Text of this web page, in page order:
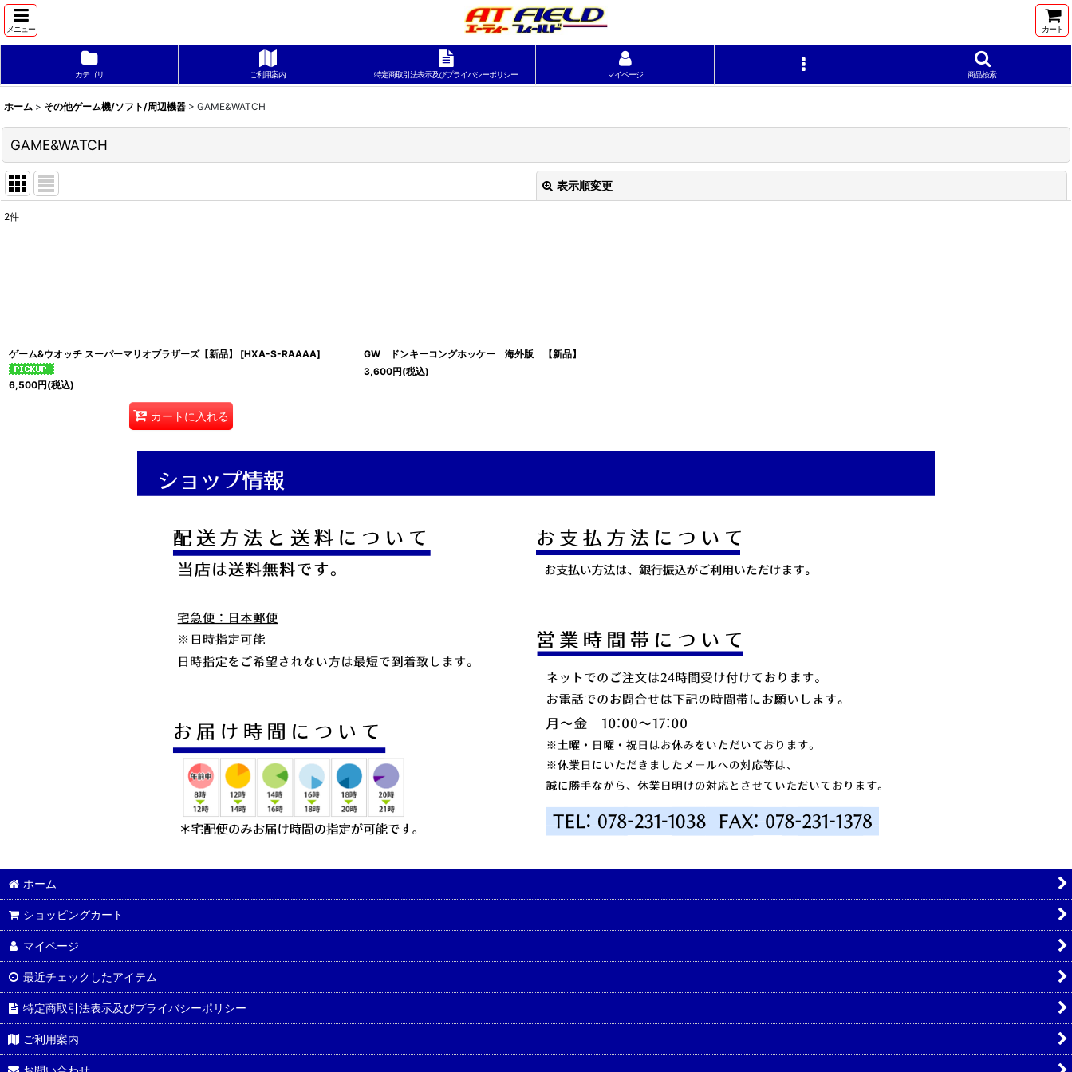
メニュー カート
カテゴリ ご利用案内 特定商取引法表示及びプライバシーポリシー マイページ 商品検索
ホーム > その他ゲーム機/ソフト/周辺機器 > GAME&WATCH
GAME&WATCH
表示順変更
2件
ゲーム&ウオッチ スーパーマリオブラザーズ【新品】 [HXA-S-RAAAA]
6,500円(税込)
カートに入れる
GW ドンキーコングホッケー 海外版 【新品】
3,600円(税込)
ホーム
ショッピングカート
マイページ
最近チェックしたアイテム
特定商取引法表示及びプライバシーポリシー
ご利用案内